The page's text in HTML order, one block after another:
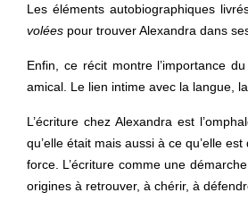
Les éléments autobiographiques
volées pour trouver Alexandra dans
Enfin, ce récit montre l’importance
amical. Le lien intime avec la langue,
L’écriture chez Alexandra est
qu’elle était mais aussi à ce qu’elle
force. L’écriture comme une
origines à retrouver, à chérir, à